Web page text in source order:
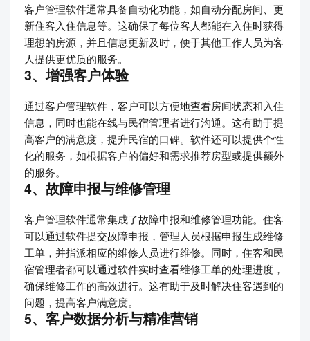
客户管理软件通常具备自动化功能，如自动分配房间、更
新住客入住信息等。这确保了每位客人都能在入住时获得
理想的房源，并且信息更新及时，便于其他工作人员为客
人提供更优质的服务。
3、增强客户体验
通过客户管理软件，客户可以方便地查看房间状态和入住
信息，同时也能在线与民宿管理者进行沟通。这有助于提
高客户的满意度，提升民宿的口碑。软件还可以提供个性
化的服务，如根据客户的偏好和需求推荐房型或提供额外
的服务。
4、故障申报与维修管理
客户管理软件通常集成了故障申报和维修管理功能。住客
可以通过软件提交故障申报，管理人员根据申报生成维修
工单，并指派相应的维修人员进行维修。同时，住客和民
宿管理者都可以通过软件实时查看维修工单的处理进度，
确保维修工作的高效进行。这有助于及时解决住客遇到的
问题，提高客户满意度。
5、客户数据分析与精准营销